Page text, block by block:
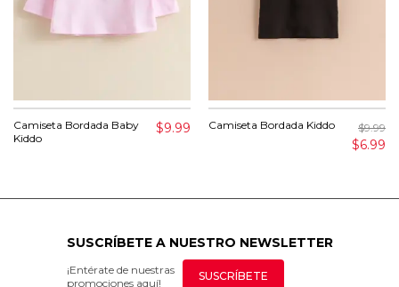
Camiseta Bordada Baby
Kiddo
$9.99 Camiseta Bordada Kiddo $9.99
$6.99
SUSCRÍBETE A NUESTRO NEWSLETTER
¡Entérate de nuestras
promociones aquí!
SUSCRÍBETE